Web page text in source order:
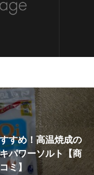
すめ！高温焼成の
パワーソルト【商
ミ】